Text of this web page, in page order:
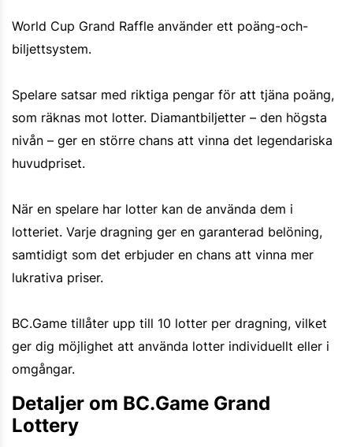
World Cup Grand Raffle använder ett poäng-och-
biljettsystem.
Spelare satsar med riktiga pengar för att tjäna poäng,
som räknas mot lotter. Diamantbiljetter – den högsta
nivån – ger en större chans att vinna det legendariska
huvudpriset.
När en spelare har lotter kan de använda dem i
lotteriet. Varje dragning ger en garanterad belöning,
samtidigt som det erbjuder en chans att vinna mer
lukrativa priser.
BC.Game tillåter upp till 10 lotter per dragning, vilket
ger dig möjlighet att använda lotter individuellt eller i
omgångar.
Detaljer om BC.Game Grand
Lottery